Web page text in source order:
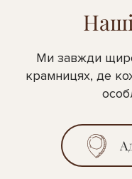
Ми завжди
крамницях, де